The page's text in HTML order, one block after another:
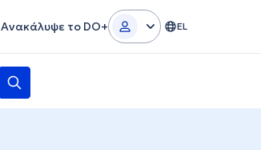
Ανακάλυψε το DO+ EL